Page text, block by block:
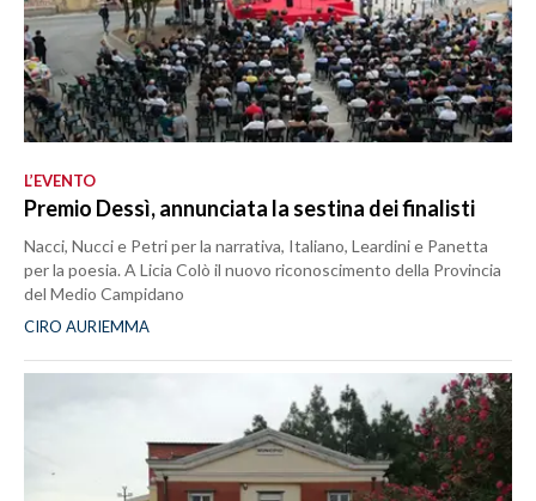
L’EVENTO
Premio Dessì, annunciata la sestina dei finalisti
Nacci, Nucci e Petri per la narrativa, Italiano, Leardini e Panetta
per la poesia. A Licia Colò il nuovo riconoscimento della Provincia
del Medio Campidano
CIRO AURIEMMA